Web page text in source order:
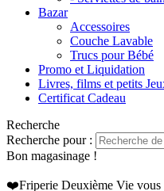
Bazar
Accessoires
Couche Lavable
Trucs pour Bébé
Promo et Liquidation
Livres, films et petits
Certificat Cadeau
Recherche
Recherche pour :
Bon magasinage !
❤️Friperie Deuxième Vie